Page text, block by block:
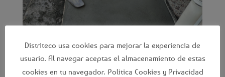
Distriteco usa cookies para mejorar la experiencia de
usuario. Al navegar aceptas el almacenamiento de estas
cookies en tu navegador. Politica Cookies y Privacidad